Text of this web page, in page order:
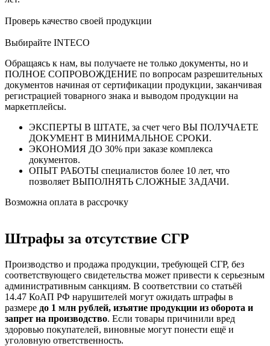
Проверь качество своей продукции
Выбирайте INTECO
Обращаясь к нам, вы получаете не только документы, но и
ПОЛНОЕ СОПРОВОЖДЕНИЕ по вопросам разрешительных
документов начиная от сертификации продукции, заканчивая
регистрацией товарного знака и выводом продукции на
маркетплейсы.
ЭКСПЕРТЫ В ШТАТЕ, за счет чего ВЫ ПОЛУЧАЕТЕ
ДОКУМЕНТ В МИНИМАЛЬНОЕ СРОКИ.
ЭКОНОМИЯ ДО 30% при заказе комплекса
документов.
ОПЫТ РАБОТЫ специалистов более 10 лет, что
позволяет ВЫПОЛНЯТЬ СЛОЖНЫЕ ЗАДАЧИ.
Возможна оплата в рассрочку
Штрафы за отсутствие СГР
Производство и продажа продукции, требующей СГР, без
соответствующего свидетельства может привести к серьезным
административным санкциям. В соответствии со статьёй
14.47 КоАП РФ нарушителей могут ожидать штрафы в
размере до 1 млн рублей, изъятие продукции из оборота и
запрет на производство. Если товары причинили вред
здоровью покупателей, виновные могут понести ещё и
уголовную ответственность.